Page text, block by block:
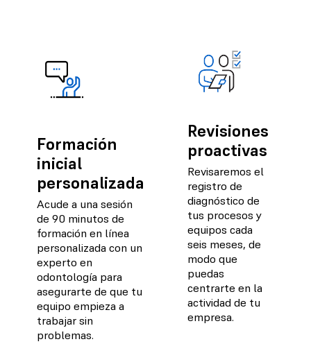
Formación
inicial
personalizada
Acude a una sesión
de 90 minutos de
formación en línea
personalizada con un
experto en
odontología para
asegurarte de que tu
equipo empieza a
trabajar sin
problemas.
Revisiones
proactivas
Revisaremos el
registro de
diagnóstico de
tus procesos y
equipos cada
seis meses, de
modo que
puedas
centrarte en la
actividad de tu
empresa.